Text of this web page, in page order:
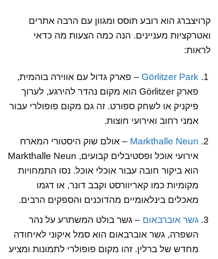
קרויצברג הוא רובע תוסס ומגוון עם הרבה אתרים
ואטרקציות מעניינים. הנה כמה הצעות מה כדאי
לראות:
Görlitzer Park – פארק גדול עם אווירה בוהמית,
פארק Görlitzer הוא מקום נהדר להירגע, לערוך
פיקניק או לשחק ספורט. זה גם מקום פופולרי עבור
אמני רחוב ואירועי חוצות.
Markthalle Neun – אולם שוק היסטורי המארח
אירועי אוכל ופסטיבלים קבועים, Markthalle Neun
הוא ביקור חובה עבור אוכלי אוכל. נסו התמחויות
מקומיות כמו קאריוורסט וקבב דונר, או דגמו
מאכלים בינלאומיים מהדוכנים והספקים הרבים.
גשר אוברבאום – גשר בולט המשתרע על נהר
השפרה, גשר אוברבאום הוא סמל איקוני לאיחודה
מחדש של ברלין. זהו מקום פופולרי לתמונות ומציע